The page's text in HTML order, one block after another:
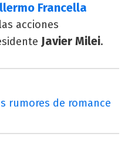
Francella
acciones
Javier Milei.
rumores de romance